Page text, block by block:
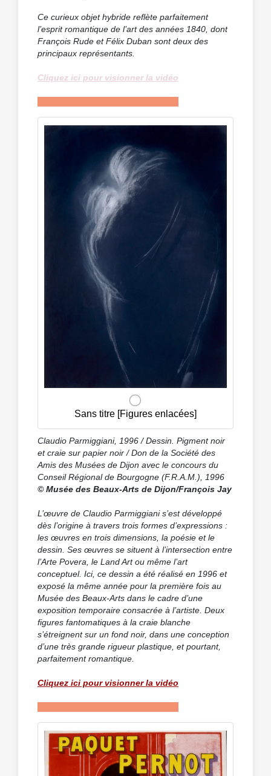
Ce curieux objet hybride reflète parfaitement
l’esprit romantique de l’art des années 1840, dont
François Rude et Félix Duban sont deux des
principaux représentants.
Cliquez ici pour visionner la vidéo
Sans titre [Figures enlacées]
Claudio Parmiggiani, 1996 / Dessin. Pigment noir
et craie sur papier noir / Don de la Société des
Amis des Musées de Dijon avec le concours du
Conseil Régional de Bourgogne (F.R.A.M.), 1996
© Musée des Beaux-Arts de Dijon/François Jay
L’œuvre de Claudio Parmiggiani s’est développé
dès l’origine à travers trois formes d’expressions :
les œuvres en trois dimensions, la poésie et le
dessin. Ses œuvres se situent à l’intersection entre
l’Arte Povera, le Land Art ou même l’art
conceptuel. Ici, ce dessin a été réalisé en 1996 et
exposé la même année pour la première fois au
Musée des Beaux-Arts dans le cadre d’une
exposition temporaire consacrée à l’artiste. Deux
figures fantomatiques à la craie blanche
s’étreignent sur un fond noir, dans une conception
d’une très grande rigueur plastique, et pourtant,
parfaitement romantique.
Cliquez ici pour visionner la vidéo